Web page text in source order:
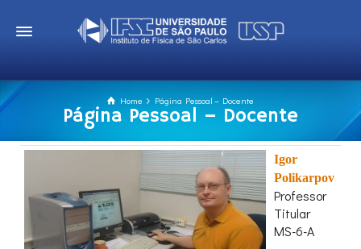
Home Página Pessoal – Docente
Página Pessoal – Docente
Igor
Polikarpov
Professor
Titular
MS-6-A